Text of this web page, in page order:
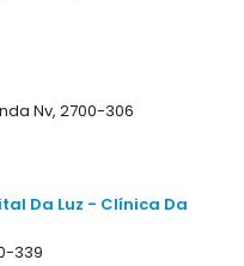
Nv, 2700-306
Da Luz - Clínica Da
339